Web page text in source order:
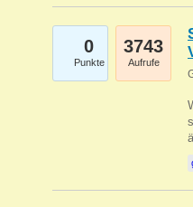
0
Punkte
3743
Aufrufe